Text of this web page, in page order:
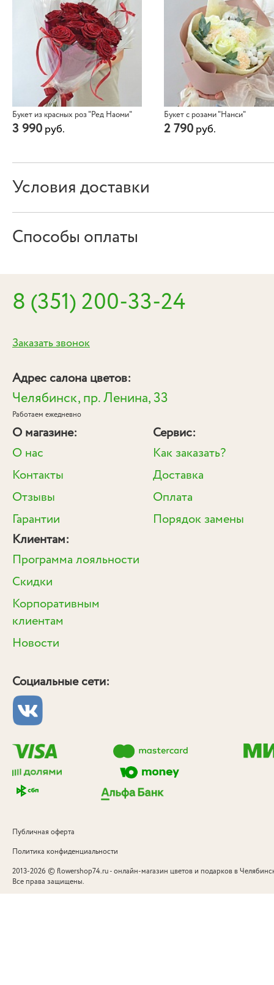
Букет из красных роз "Ред Наоми"
3 990 руб.
Букет с розами "Нанси"
2 790 руб.
Условия доставки
Способы оплаты
8 (351) 200-33-24
Заказать звонок
Адрес салона цветов:
Челябинск, пр. Ленина, 33
Работаем ежедневно
О магазине:
О нас
Контакты
Отзывы
Гарантии
Сервис:
Как заказать?
Доставка
Оплата
Порядок замены
Клиентам:
Программа лояльности
Скидки
Корпоративным
клиентам
Новости
Социальные сети:
Публичная оферта
Политика конфиденциальности
2013-2026 © flowershop74.ru - онлайн-магазин цветов и подарков в
Все права защищены.